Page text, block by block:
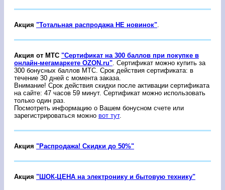
Акция "Тотальная распродажа НЕ новинок"
Акция от МТС "Сертификат на 300 баллов при покупке в
онлайн-мегамаркете OZON.ru" . Сертификат можно купить за
300 бонусных баллов МТС. Срок действия сертификата: в
течение 30 дней с момента заказа.
Внимание! Срок действия скидки после активации сертификата
на сайте: 47 часов 59 минут. Сертификат можно использовать
только один раз.
Посмотреть информацию о Вашем бонусном счете или
зарегистрироваться можно вот тут.
Акция "Распродажа! Скидки до 50%"
Акция "ШОК-ЦЕНА на электронику и бытовую технику"